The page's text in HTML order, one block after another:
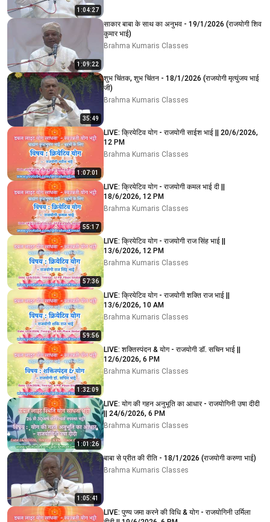
1:04:27
1:09:22
साकार बाबा के साथ का अनुभव - 19/1/2026 (राजयोगी शिव
कुमार भाई)
Brahma Kumaris Classes
35:49
शुभ चिंतक, शुभ चिंतन - 18/1/2026 (राजयोगी मृत्युंजय भाई
जी)
Brahma Kumaris Classes
1:07:01
LIVE: क्रियेटिव योग - राजयोगी साईश भाई || 20/6/2026,
12 PM
Brahma Kumaris Classes
55:17
LIVE: क्रियेटिव योग - राजयोगी कमल भाई दी ||
18/6/2026, 12 PM
Brahma Kumaris Classes
57:36
LIVE: क्रियेटिव योग - राजयोगी राज सिंह भाई ||
13/6/2026, 12 PM
Brahma Kumaris Classes
59:56
LIVE: क्रियेटिव योग - राजयोगी शक्ति राज भाई ||
13/6/2026, 10 AM
Brahma Kumaris Classes
1:32:09
LIVE: शक्तिस्पंदन & योग - राजयोगी डॉ. सचिन भाई ||
12/6/2026, 6 PM
Brahma Kumaris Classes
1:01:26
LIVE: योग की गहन अनुभूति का आधार - राजयोगिनी उषा दीदी
|| 24/6/2026, 6 PM
Brahma Kumaris Classes
1:05:41
बाबा से प्रीत की रीति - 18/1/2026 (राजयोगी करुणा भाई)
Brahma Kumaris Classes
LIVE: पुण्य जमा करने की विधि & योग - राजयोगिनी उर्मिला